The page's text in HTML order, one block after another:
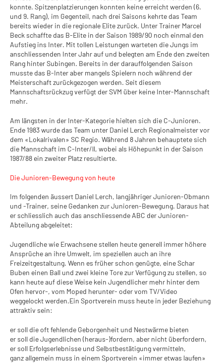
konnte. Spitzenplatzierungen konnten keine erreicht werden (6.
und 9. Rang), im Gegenteil, nach drei Saisons kehrte das Team
bereits wieder in die regionale Elite zurück. Unter Trainer Marcel
Beck schaffte das B-Elite in der Saison 1989/90 noch einmal den
Aufstieg ins Inter. Mit tollen Leistungen warteten die Jungs im
anschliessenden Inter Jahr auf und belegten am Ende den zweiten
Rang hinter Subingen. Bereits in der darauffolgenden Saison
musste das B-Inter aber mangels Spielern noch während der
Meisterschaft zurückgezogen werden. Seit diesem
Mannschaftsrückzug verfügt der SVM über keine Inter-Mannschaft
mehr.
Am längsten in der Inter-Kategorie hielten sich die C-Junioren.
Ende 1983 wurde das Team unter Daniel Lerch Regionalmeister vor
dem «Lokalrivalen» SC Regio. Während 8 Jahren behauptete sich
die Mannschaft im C-Inter/ll, wobei als Höhepunkt in der Saison
1987/88 ein zweiter Platz resultierte.
Die Junioren-Bewegung von heute
Im folgenden äussert Daniel Lerch, langjähriger Junioren-Obmann
und -Trainer, seine Gedanken zur Junioren-Bewegung. Daraus hat
er schliesslich auch das anschliessende ABC der Junioren-
Abteilung abgeleitet:
Jugendliche wie Erwachsene stellen heute generell immer höhere
Ansprüche an ihre Umwelt, im speziellen auch an ihre
Freizeitgestaltung. Wenn es früher schon genügte, eine Schar
Buben einen Ball und zwei kleine Tore zur Verfügung zu stellen, so
kann heute auf diese Weise kein Jugendlicher mehr hinter dem
Ofen hervor-, vom Moped herunter- oder vom TV/Video
weggelockt werden.Ein Sportverein muss heute in jeder Beziehung
attraktiv sein:
er soll die oft fehlende Geborgenheit und Nestwärme bieten
er soll die Jugendlichen (heraus-)fordern, aber nicht überfordern,
er soll Erfolgserlebnisse und Selbstbestätigung vermitteln,
ganz allgemein muss in einem Sportverein «immer etwas laufen»